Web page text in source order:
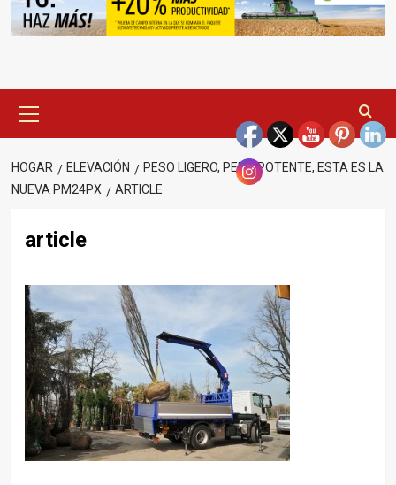
principal
HOGAR ELEVACIÓN
PESO LIGERO, PERO POTENTE, ESTA ES LA
NUEVA PM24PX
ARTICLE
article